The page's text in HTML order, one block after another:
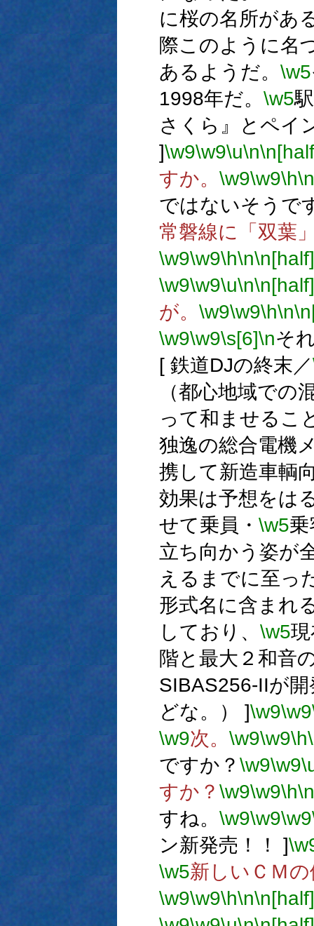
に桜の名所があ
際このように名
あるようだ。 \w5
1998年だ。 \w5
さくら』とペイ
]\w9\w9\u\n
すか。 \w9\w9\h\n
ではないそうで
常磐線に「双葉
\w9\w9\h\n\n[half]
\w9\w9\u\n\n[half]
が。 \w9\w9\h\n
\w9\w9\s[6]\nそ
[ 鉄道DJの終末／
（都心地域での
って和ませるこ
独逸の総合電機
携して新造車輌
効果は予想をは
せて乗員・ \w5
立ち向かう姿が
えるまでに至っ
形式名に含まれ
しており、 \w5
階と最大２和音
SIBAS256-IIが開
どな。） ]\w9\w9
\w9次。 \w9\w9\h
ですか？ \w9\w9
すか？ \w9\w9\h\n
すね。 \w9\w9\w9
ン新発売！！ ]
\w5新しいＣＭ
\w9\w9\h\n\n[half]